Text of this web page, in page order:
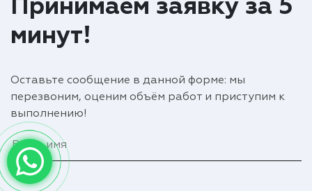
Принимаем заявку за 5
минут!
Оставьте сообщение в данной форме: мы
перезвоним, оценим объём работ и приступим к
выполнению!